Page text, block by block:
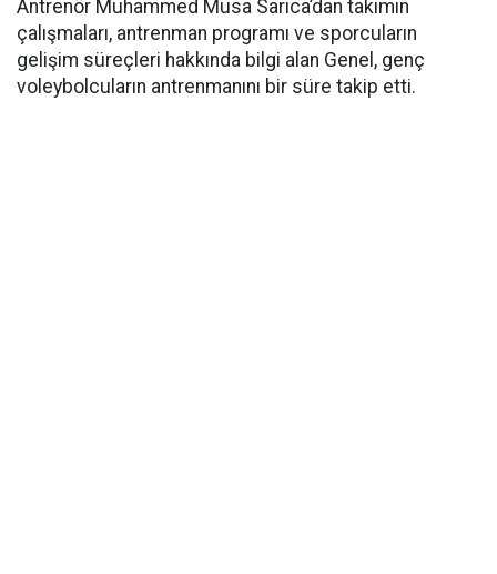
Antrenör Muhammed Musa Sarıca’dan takımın
çalışmaları, antrenman programı ve sporcuların
gelişim süreçleri hakkında bilgi alan Genel, genç
voleybolcuların antrenmanını bir süre takip etti.